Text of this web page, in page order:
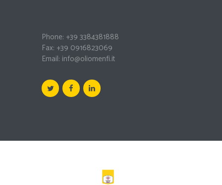
Phone: +39 3384381888
Fax: +39 0916823069
Email: info@oliomenfi.it